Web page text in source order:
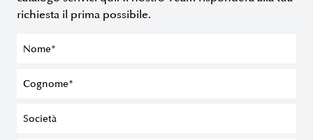
richiesta il prima possibile.